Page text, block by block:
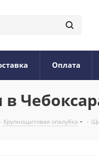
Оплата
Крупнощитовая опалубка -